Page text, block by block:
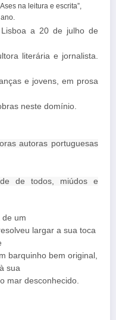
na leitura e escrita”,
a 20 de julho de
literária e jornalista.
e jovens, em prosa
neste domínio.
autoras portuguesas
de todos, miúdos e
de um
largar a sua toca
barquinho bem original,
sua
mar desconhecido.